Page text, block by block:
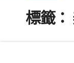
標籤：